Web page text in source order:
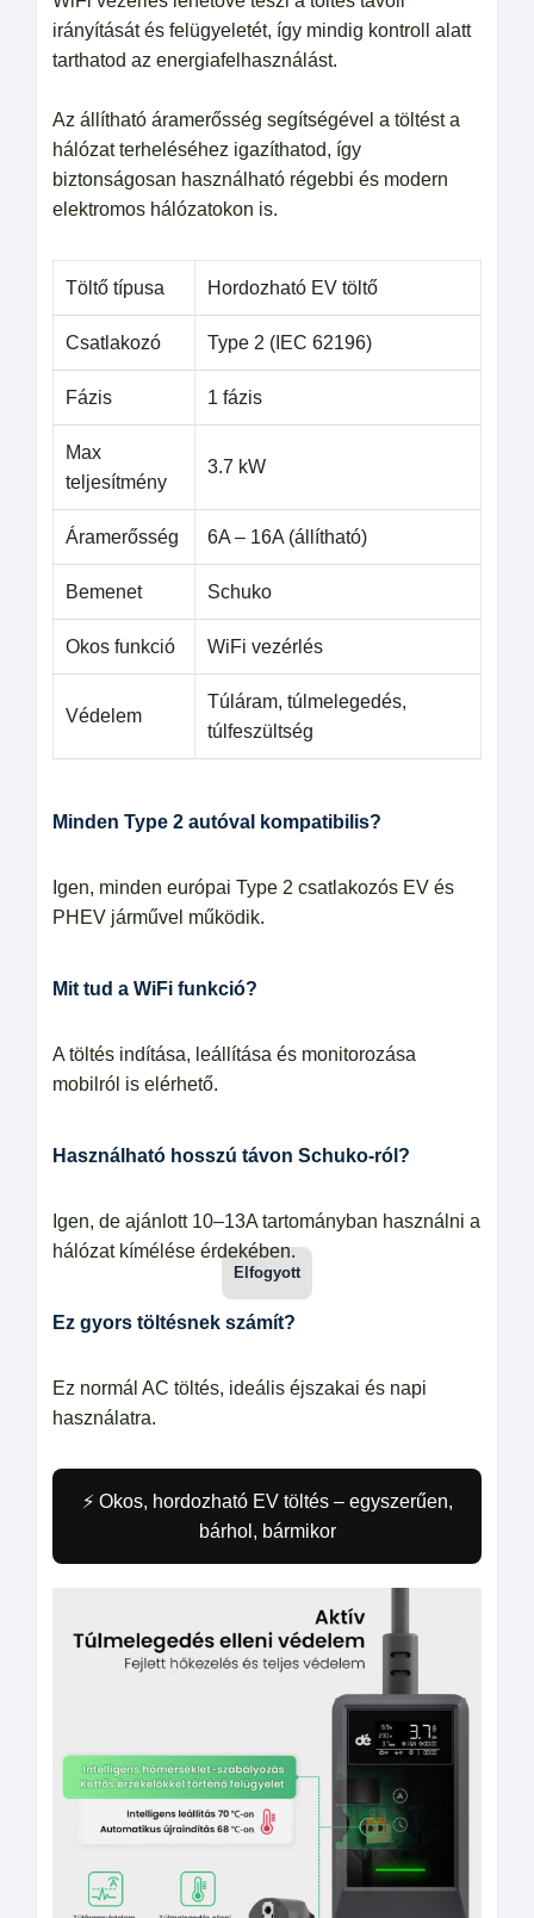
irányítását és felügyeletét, így mindig kontroll alatt
tarthatod az energiafelhasználást.
Az állítható áramerősség segítségével a töltést a
hálózat terheléséhez igazíthatod, így
biztonságosan használható régebbi és modern
elektromos hálózatokon is.
Töltő típusa Hordozható EV töltő
Csatlakozó Type 2 (IEC 62196)
Fázis 1 fázis
Max
teljesítmény
3.7 kW
Áramerősség 6A – 16A (állítható)
Bemenet Schuko
Okos funkció WiFi vezérlés
Védelem
Túláram, túlmelegedés,
túlfeszültség
Minden Type 2 autóval kompatibilis?
Igen, minden európai Type 2 csatlakozós EV és
PHEV járművel működik.
Mit tud a WiFi funkció?
A töltés indítása, leállítása és monitorozása
mobilról is elérhető.
Használható hosszú távon Schuko-ról?
Igen, de ajánlott 10–13A tartományban használni a
hálózat kímélése érdekében.
Ez gyors töltésnek számít?
Ez normál AC töltés, ideális éjszakai és napi
használatra.
⚡ Okos, hordozható EV töltés – egyszerűen,
bárhol, bármikor